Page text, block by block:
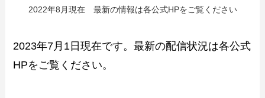
2022年8月現在 最新の情報は各公式HPをご覧ください
2023年7月1日現在です。最新の配信状況は各公式
HPをご覧ください。